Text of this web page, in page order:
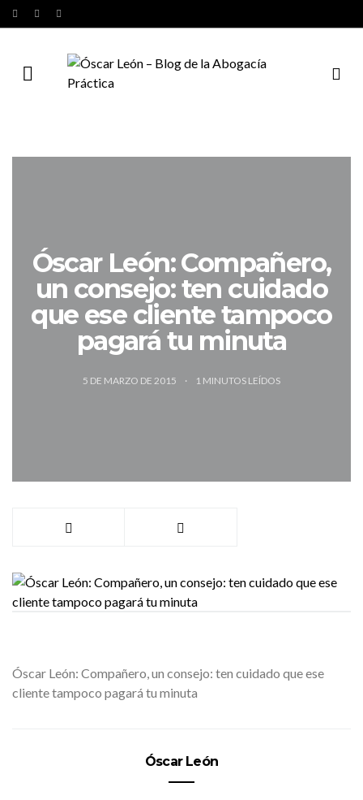
Óscar León: Compañero,
un consejo: ten cuidado
que ese cliente tampoco
pagará tu minuta
5 DE MARZO DE 2015 1 MINUTOS LEÍDOS
Óscar León: Compañero, un consejo: ten cuidado que ese
cliente tampoco pagará tu minuta
Óscar León